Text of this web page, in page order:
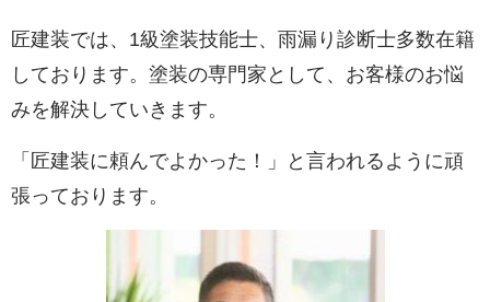
匠建装では、1級塗装技能士、雨漏り診断士多数在籍
しております。塗装の専門家として、お客様のお悩
みを解決していきます。
「匠建装に頼んでよかった！」と言われるように頑
張っております。